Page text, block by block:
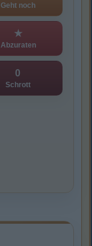
Geht noch
★
Abzuraten
0
Schrott